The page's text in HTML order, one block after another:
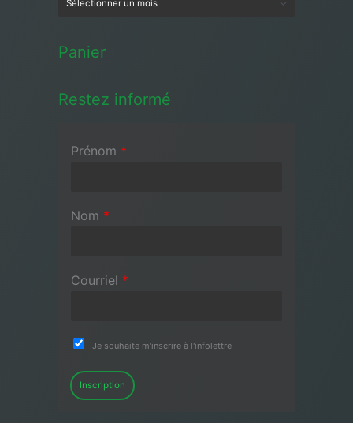
Panier
Restez informé
Prénom *
Nom *
Courriel *
Je souhaite m'inscrire à l'infolettre
Inscription